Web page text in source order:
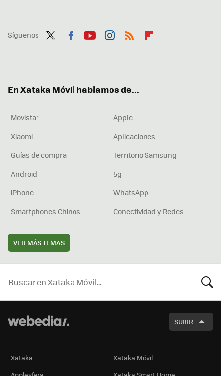
Síguenos
En Xataka Móvil hablamos de...
Movistar
Apple
Xiaomi
Aplicaciones
Guías de compra
Territorio Samsung
Android
5g
iPhone
WhatsApp
Smartphones Chinos
Conectividad y Redes
VER MÁS TEMAS
SUBIR
Xataka
Xataka Móvil